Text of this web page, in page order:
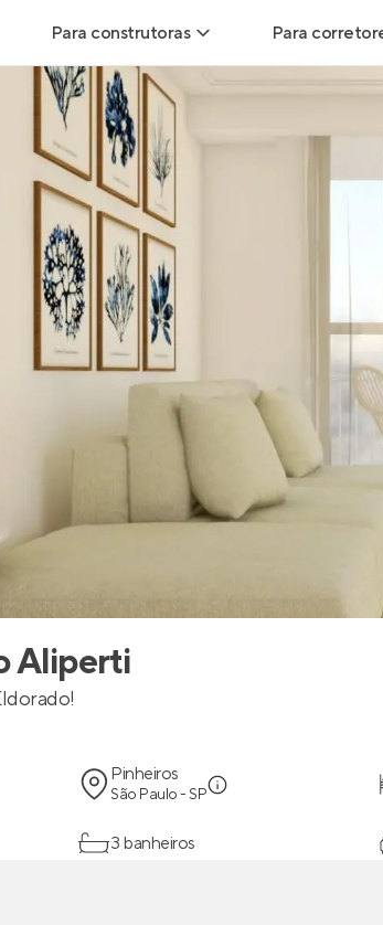
Para construtoras
Geração de Leads
Geração de Visitas
Geração de Vendas
Maiores Construtoras
Parcerias Imobiliárias
Anunciar Imóveis
Para
Perfil
Anunciar
Aliperti
Pinheiros
São Paulo - SP
3 banheiros